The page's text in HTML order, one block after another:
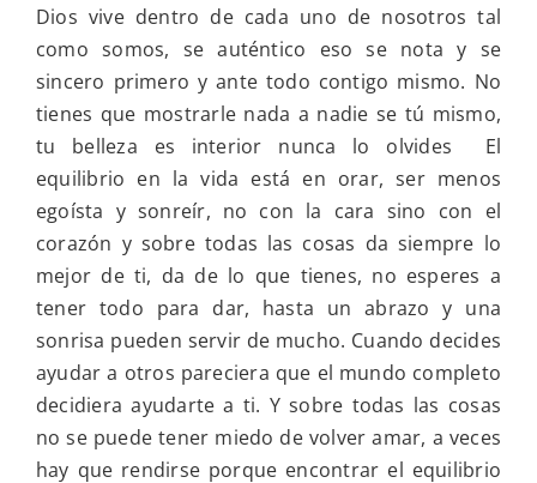
Dios vive dentro de cada uno de nosotros tal
como somos, se auténtico eso se nota y se
sincero primero y ante todo contigo mismo. No
tienes que mostrarle nada a nadie se tú mismo,
tu belleza es interior nunca lo olvides El
equilibrio en la vida está en orar, ser menos
egoísta y sonreír, no con la cara sino con el
corazón y sobre todas las cosas da siempre lo
mejor de ti, da de lo que tienes, no esperes a
tener todo para dar, hasta un abrazo y una
sonrisa pueden servir de mucho. Cuando decides
ayudar a otros pareciera que el mundo completo
decidiera ayudarte a ti. Y sobre todas las cosas
no se puede tener miedo de volver amar, a veces
hay que rendirse porque encontrar el equilibrio